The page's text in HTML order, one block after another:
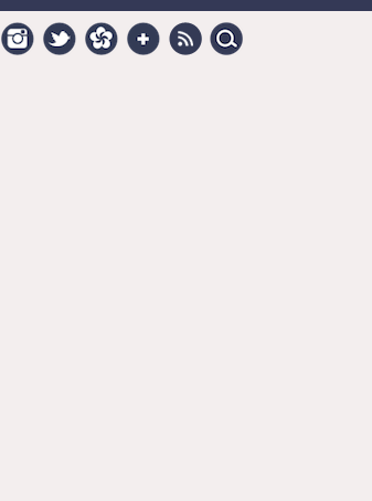
Search
for:
FacebookInstagramTwitter HellocotonGoogle +
RSS